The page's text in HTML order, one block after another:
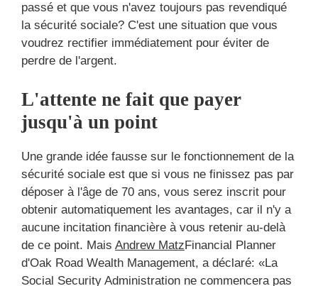
passé et que vous n'avez toujours pas revendiqué
la sécurité sociale? C'est une situation que vous
voudrez rectifier immédiatement pour éviter de
perdre de l'argent.
L'attente ne fait que payer
jusqu'à un point
Une grande idée fausse sur le fonctionnement de la
sécurité sociale est que si vous ne finissez pas par
déposer à l'âge de 70 ans, vous serez inscrit pour
obtenir automatiquement les avantages, car il n'y a
aucune incitation financière à vous retenir au-delà
de ce point. Mais Andrew MatzFinancial Planner
d'Oak Road Wealth Management, a déclaré: «La
Social Security Administration ne commencera pas